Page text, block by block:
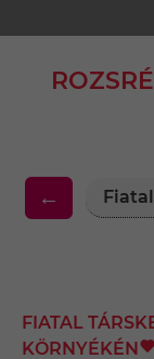
←
FIATAL
KÖRNYÉKÉN